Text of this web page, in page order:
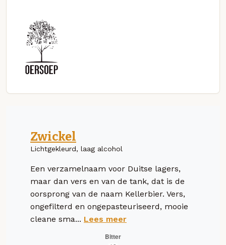
Zwickel
Lichtgekleurd, laag alcohol
Een verzamelnaam voor Duitse lagers,
maar dan vers en van de tank, dat is de
oorsprong van de naam Kellerbier. Vers,
ongefilterd en ongepasteuriseerd, mooie
cleane sma... Lees meer